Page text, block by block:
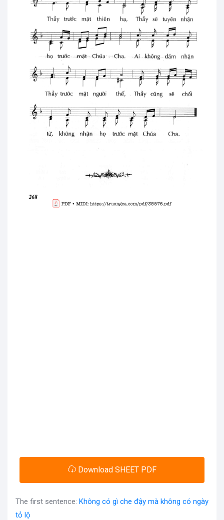
Download SHEET PDF
The first sentence: Không có gì che đậy mà không có ngày
tỏ lộ